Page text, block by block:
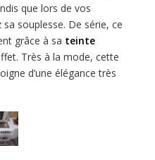
que lors de vos
souplesse. De série, ce
grâce à sa teinte
Très à la mode, cette
d’une élégance très